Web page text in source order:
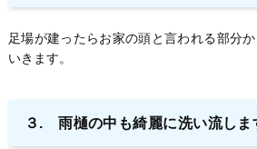
足場が建ったらお家の頭と言われる部分
いきます。
３. 雨樋の中も綺麗に洗い流しま